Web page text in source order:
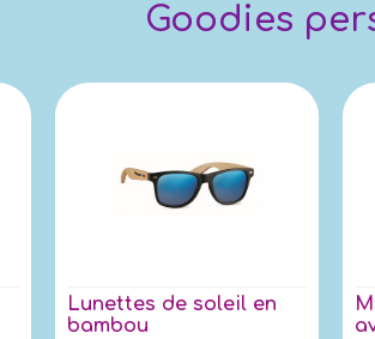
Goodies
Lunettes de soleil en
bambou